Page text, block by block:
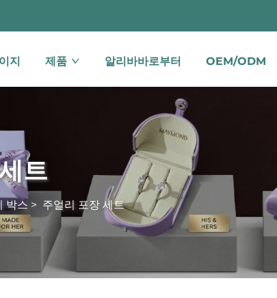
지 제품 알리바바로부터 OEM/ODM
트
박스 > 주얼리 포장 세트